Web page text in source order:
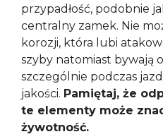
przypadłość, podobnie
centralny zamek. Nie
korozji, która lubi
szyby natomiast bywają
szczególnie podczas
jakości. Pamiętaj, że
te elementy może
żywotność.